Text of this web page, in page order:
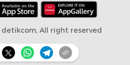
detikcom, All right reserved